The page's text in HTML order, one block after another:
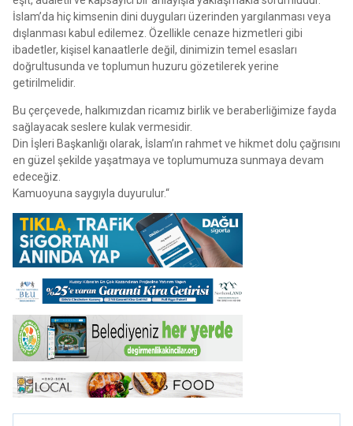
İslam’da hiç kimsenin dini duyguları üzerinden yargılanması veya
dışlanması kabul edilemez. Özellikle cenaze hizmetleri gibi
ibadetler, kişisel kanaatlerle değil, dinimizin temel esasları
doğrultusunda ve toplumun huzuru gözetilerek yerine
getirilmelidir.
Bu çerçevede, halkımızdan ricamız birlik ve beraberliğimize fayda
sağlayacak seslere kulak vermesidir.
Din İşleri Başkanlığı olarak, İslam’ın rahmet ve hikmet dolu çağrısını
en güzel şekilde yaşatmaya ve toplumumuza sunmaya devam
edeceğiz.
Kamuoyuna saygıyla duyurulur.“